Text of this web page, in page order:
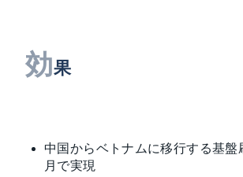
効果
中国からベトナムに移行する基盤
月で実現